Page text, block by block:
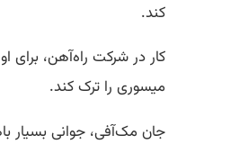
کند.
کار در شرکت راه‌آهن، برای
میسوری را ترک کند.